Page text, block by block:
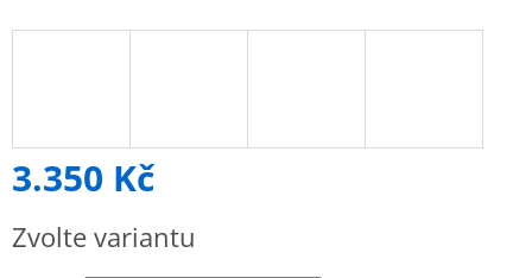
3.350 Kč
cena:
Zvolte variantu